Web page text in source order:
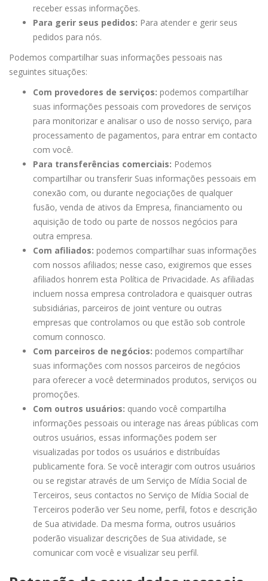
receber essas informações.
Para gerir seus pedidos: Para atender e gerir seus
pedidos para nós.
Podemos compartilhar suas informações pessoais nas
seguintes situações:
Com provedores de serviços: podemos compartilhar
suas informações pessoais com provedores de serviços
para monitorizar e analisar o uso de nosso serviço, para
processamento de pagamentos, para entrar em contacto
com você.
Para transferências comerciais: Podemos
compartilhar ou transferir Suas informações pessoais em
conexão com, ou durante negociações de qualquer
fusão, venda de ativos da Empresa, financiamento ou
aquisição de todo ou parte de nossos negócios para
outra empresa.
Com afiliados: podemos compartilhar suas informações
com nossos afiliados; nesse caso, exigiremos que esses
afiliados honrem esta Política de Privacidade. As afiliadas
incluem nossa empresa controladora e quaisquer outras
subsidiárias, parceiros de joint venture ou outras
empresas que controlamos ou que estão sob controle
comum connosco.
Com parceiros de negócios: podemos compartilhar
suas informações com nossos parceiros de negócios
para oferecer a você determinados produtos, serviços ou
promoções.
Com outros usuários: quando você compartilha
informações pessoais ou interage nas áreas públicas com
outros usuários, essas informações podem ser
visualizadas por todos os usuários e distribuídas
publicamente fora. Se você interagir com outros usuários
ou se registar através de um Serviço de Mídia Social de
Terceiros, seus contactos no Serviço de Mídia Social de
Terceiros poderão ver Seu nome, perfil, fotos e descrição
de Sua atividade. Da mesma forma, outros usuários
poderão visualizar descrições de Sua atividade, se
comunicar com você e visualizar seu perfil.